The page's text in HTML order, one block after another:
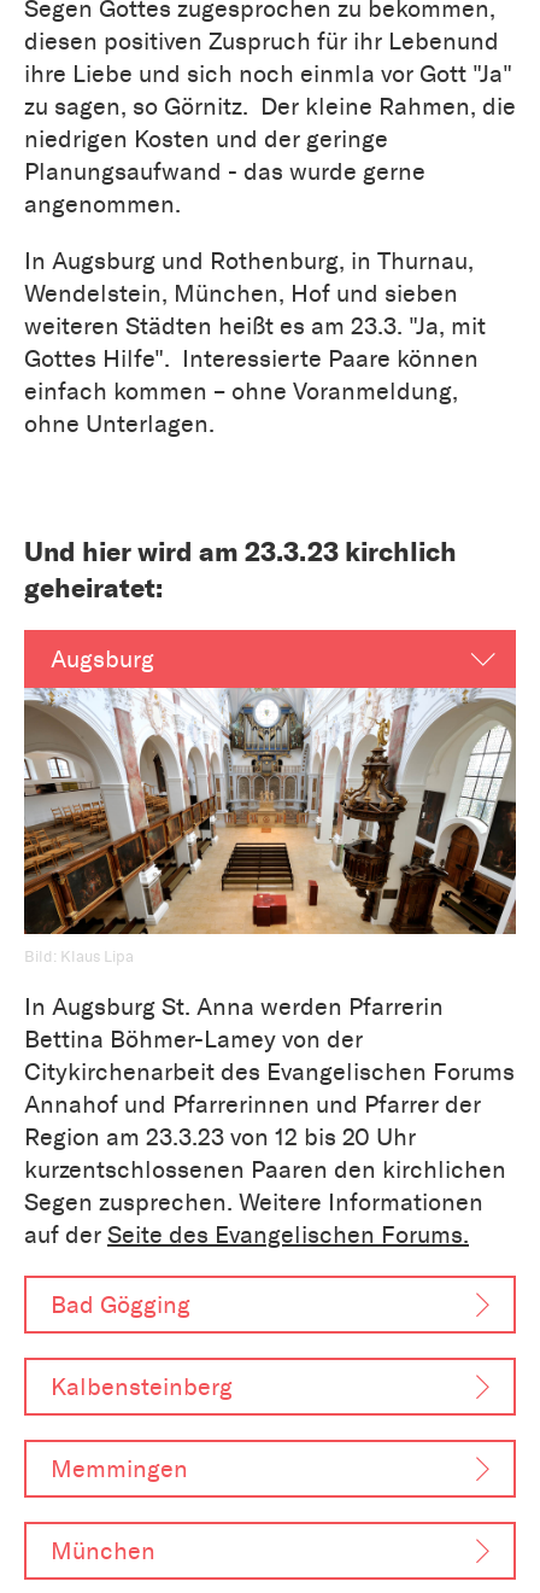
Segen Gottes zugesprochen zu bekommen,
diesen positiven Zuspruch für ihr Lebenund
ihre Liebe und sich noch einmla vor Gott "Ja"
zu sagen, so Görnitz. Der kleine Rahmen, die
niedrigen Kosten und der geringe
Planungsaufwand - das wurde gerne
angenommen.
In Augsburg und Rothenburg, in Thurnau,
Wendelstein, München, Hof und sieben
weiteren Städten heißt es am 23.3. "Ja, mit
Gottes Hilfe". Interessierte Paare können
einfach kommen – ohne Voranmeldung,
ohne Unterlagen.
Und hier wird am 23.3.23 kirchlich
geheiratet:
Augsburg
Bild: Klaus Lipa
In Augsburg St. Anna werden Pfarrerin
Bettina Böhmer-Lamey von der
Citykirchenarbeit des Evangelischen Forums
Annahof und Pfarrerinnen und Pfarrer der
Region am 23.3.23 von 12 bis 20 Uhr
kurzentschlossenen Paaren den kirchlichen
Segen zusprechen. Weitere Informationen
auf der Seite des Evangelischen Forums.
Bad Gögging
Kalbensteinberg
Memmingen
München